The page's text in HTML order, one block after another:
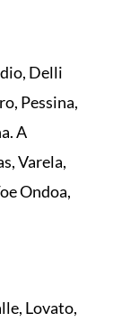
Delli
Pessina,
A
Varela,
Ondoa,
Lovato,